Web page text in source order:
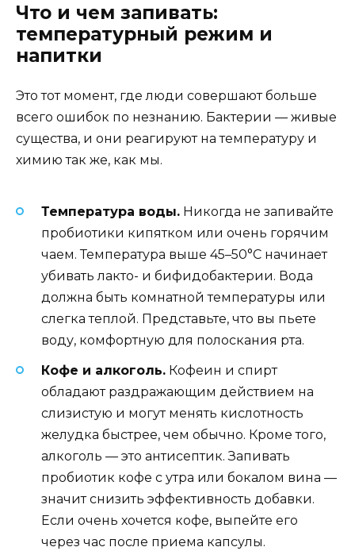
Что и чем запивать:
температурный режим и
напитки
Это тот момент, где люди совершают больше
всего ошибок по незнанию. Бактерии — живые
существа, и они реагируют на температуру и
химию так же, как мы.
Температура воды. Никогда не запивайте
пробиотики кипятком или очень горячим
чаем. Температура выше 45–50°C начинает
убивать лакто- и бифидобактерии. Вода
должна быть комнатной температуры или
слегка теплой. Представьте, что вы пьете
воду, комфортную для полоскания рта.
Кофе и алкоголь. Кофеин и спирт
обладают раздражающим действием на
слизистую и могут менять кислотность
желудка быстрее, чем обычно. Кроме того,
алкоголь — это антисептик. Запивать
пробиотик кофе с утра или бокалом вина —
значит снизить эффективность добавки.
Если очень хочется кофе, выпейте его
через час после приема капсулы.